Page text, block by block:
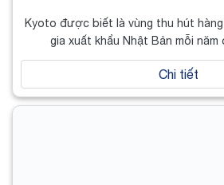
Kyoto được biết là vùng thu hút
gia xuất khẩu Nhật Bản mỗi
Chi tiết